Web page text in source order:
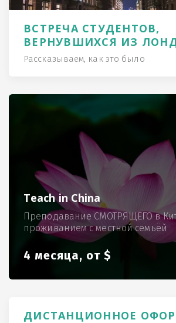
ВСТРЕЧА СТУДЕНТОВ,
ВЕРНУВШИХСЯ ИЗ
Рассказываем, как это было
Teach in China
Преподавание СМОТРЯЩЕГО в
проживанием с местной семьёй
4 месяца, от $
ДИСТАНЦИОННОЕ